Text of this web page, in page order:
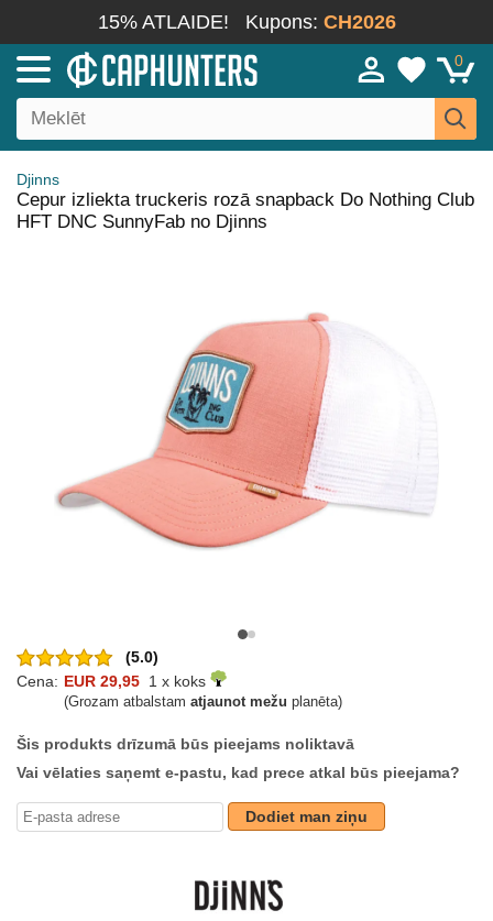
15% ATLAIDE! Kupons: CH2026
0
Djinns
Cepur izliekta truckeris rozā snapback Do Nothing Club
HFT DNC SunnyFab no Djinns
(5.0)
Cena: EUR 29,95 1 x koks
(Grozam atbalstam atjaunot mežu planēta)
Šis produkts drīzumā būs pieejams noliktavā
Vai vēlaties saņemt e-pastu, kad prece atkal būs pieejama?
Dodiet man ziņu